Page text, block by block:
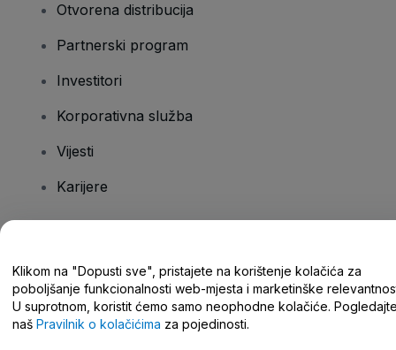
Otvorena distribucija
Partnerski program
Investitori
Korporativna služba
Vijesti
Karijere
Centar za pomoć/kontaktirajte nas
Klikom na "Dopusti sve", pristajete na korištenje kolačića za
poboljšanje funkcionalnosti web-mjesta i marketinške
U suprotnom, koristit ćemo samo neophodne kolačiće.
naš Pravilnik o kolačićima za pojedinosti.